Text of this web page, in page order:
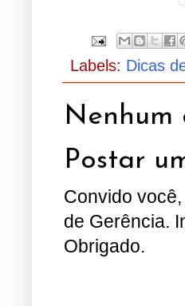
Labels: Dicas
Nenhum
Postar
Convido
de Gerência.
Obrigado.